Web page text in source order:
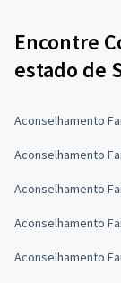
Encontre
estado de
Aconselhamento
Aconselhamento
Aconselhamento
Aconselhamento
Aconselhamento